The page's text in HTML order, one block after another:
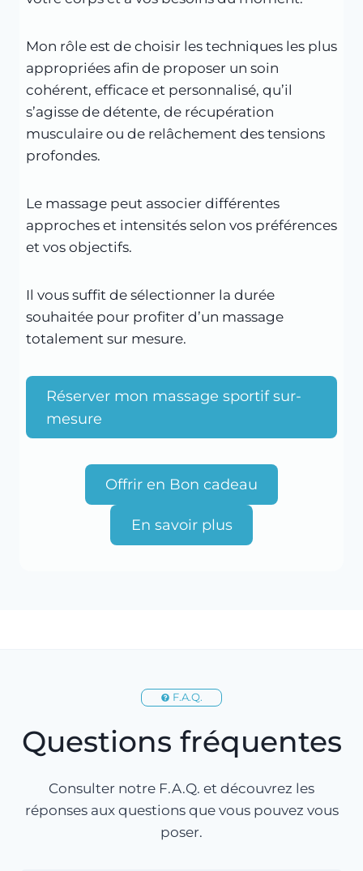
Mon rôle est de choisir les techniques les plus
appropriées afin de proposer un soin
cohérent, efficace et personnalisé, qu’il
s’agisse de détente, de récupération
musculaire ou de relâchement des tensions
profondes.
Le massage peut associer différentes
approches et intensités selon vos préférences
et vos objectifs.
Il vous suffit de sélectionner la durée
souhaitée pour profiter d’un massage
totalement sur mesure.
Réserver mon massage sportif sur-
mesure
Offrir en Bon cadeau
En savoir plus
F.A.Q.
Questions fréquentes
Consulter notre F.A.Q. et découvrez les
réponses aux questions que vous pouvez vous
poser.